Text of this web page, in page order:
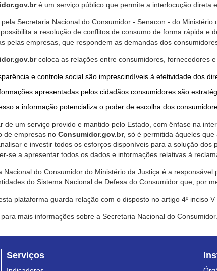
é um serviço público que permite a interlocução direta
Secretaria Nacional do Consumidor - Senacon - do
a resolução de conflitos de consumo de forma rápida e
pelas empresas, que respondem as demandas dos
coloca as relações entre consumidores, fornecedores
e controle social são imprescindíveis à efetividade dos
apresentadas pelos cidadãos consumidores são
a informação potencializa o poder de escolha dos
de um serviço provido e mantido pelo Estado, com ênfase na
de empresas no Consumidor.gov.br, só é permitida àqueles
e investir todos os esforços disponíveis para a solução
se a apresentar todos os dados e informações relativas à
Nacional do Consumidor do Ministério da Justiça é a responsável
do Sistema Nacional de Defesa do Consumidor que, por
plataforma guarda relação com o disposto no artigo 4º inciso
para mais informações sobre a Secretaria Nacional do Consumidor.
Serviços